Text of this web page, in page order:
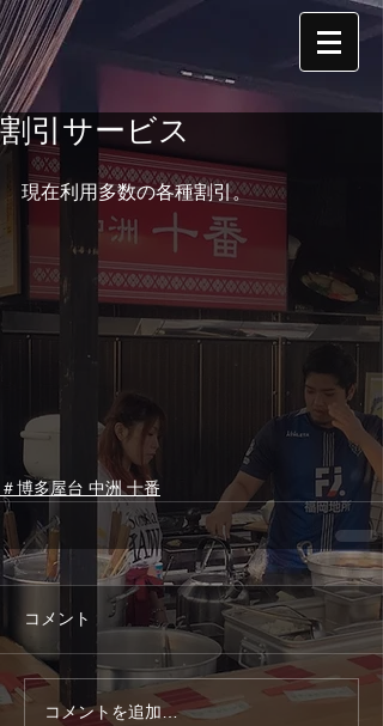
割引サービス
現在利用多数の各種割引。
＃博多屋台 中洲 十番
コメント
コメントを追加…